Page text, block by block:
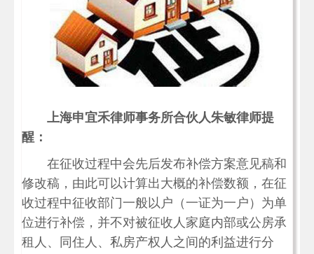
上海申宜禾律师事务所合伙人朱敏律师提
醒：
在征收过程中会先后发布补偿方案意见稿和
修改稿，由此可以计算出大概的补偿数额，在征
收过程中征收部门一般以户（一证为一户）为单
位进行补偿，并不对被征收人家庭内部或公房承
租人、同住人、私房产权人之间的利益进行分